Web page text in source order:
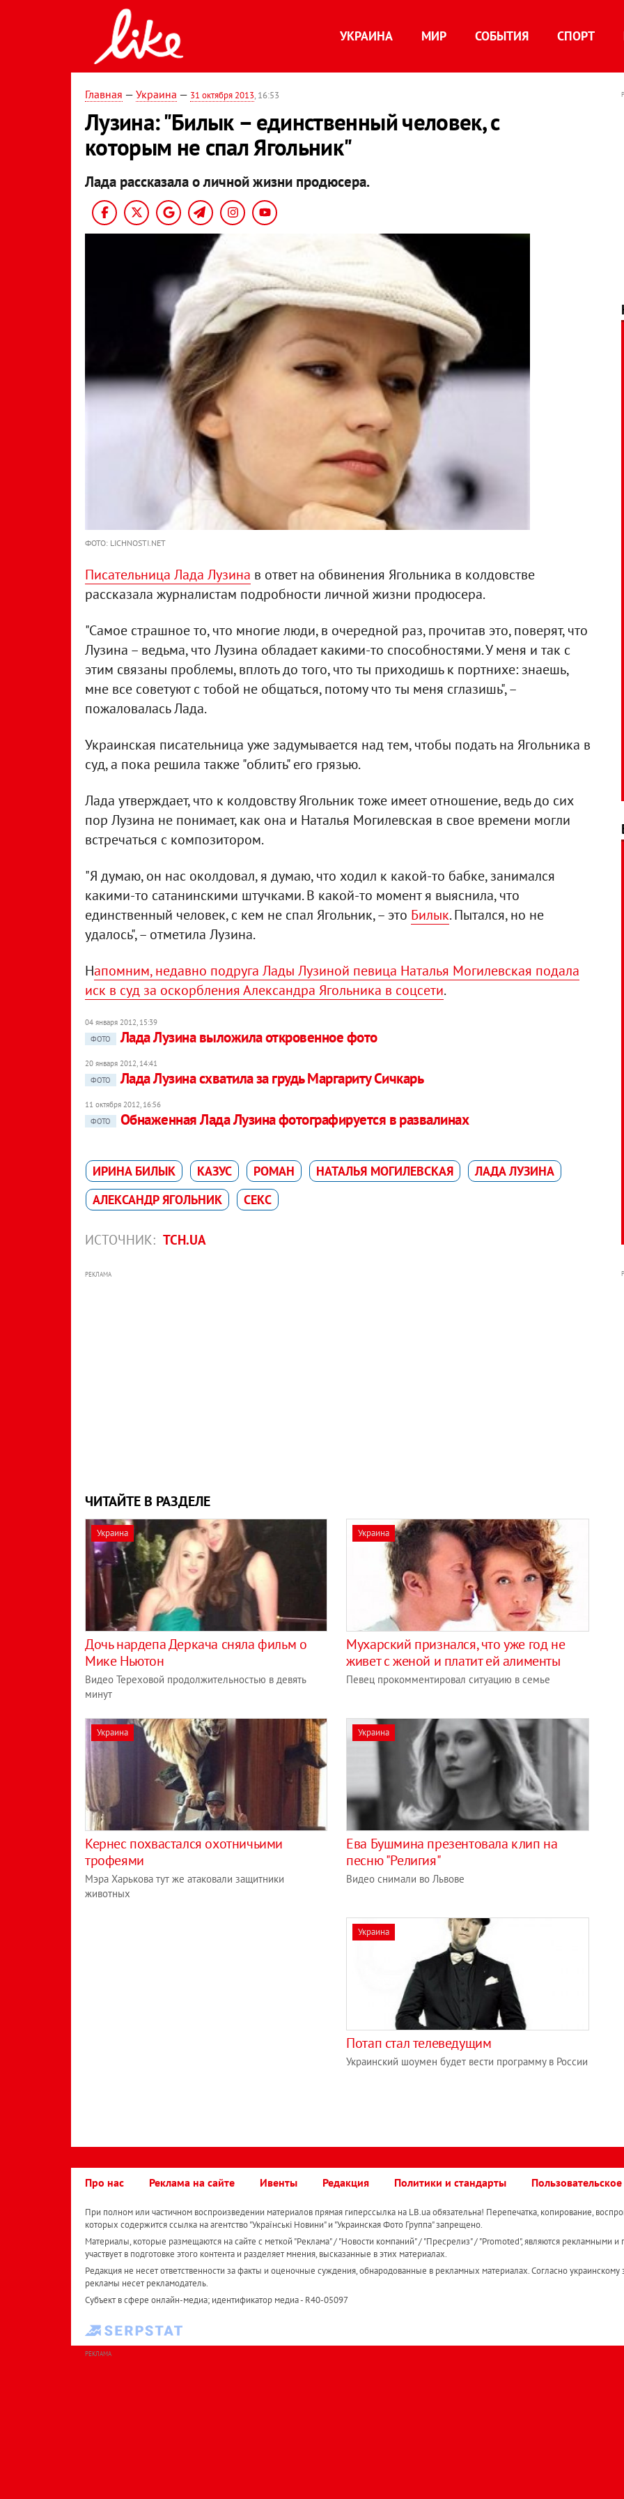
УКРАИНА МИР СОБЫТИЯ СПОРТ
Главная — Украина — 31 октября 2013, 16:53
Лузина: "Билык – единственный человек, с
которым не спал Ягольник"
Лада рассказала о личной жизни продюсера.
ФОТО: LICHNOSTI.NET
Писательница Лада Лузина в ответ на обвинения Ягольника в колдовстве
рассказала журналистам подробности личной жизни продюсера.
"Самое страшное то, что многие люди, в очередной раз, прочитав это, поверят, что
Лузина – ведьма, что Лузина обладает какими-то способностями. У меня и так с
этим связаны проблемы, вплоть до того, что ты приходишь к портнихе: знаешь,
мне все советуют с тобой не общаться, потому что ты меня сглазишь", –
пожаловалась Лада.
Украинская писательница уже задумывается над тем, чтобы подать на Ягольника в
суд, а пока решила также "облить" его грязью.
Лада утверждает, что к колдовству Ягольник тоже имеет отношение, ведь до сих
пор Лузина не понимает, как она и Наталья Могилевская в свое времени могли
встречаться с композитором.
"Я думаю, он нас околдовал, я думаю, что ходил к какой-то бабке, занимался
какими-то сатанинскими штучками. В какой-то момент я выяснила, что
единственный человек, с кем не спал Ягольник, – это Билык. Пытался, но не
удалось", – отметила Лузина.
Напомним, недавно подруга Лады Лузиной певица Наталья Могилевская подала
иск в суд за оскорбления Александра Ягольника в соцсети.
04 января 2012, 15:39
ФОТО
Лада Лузина выложила откровенное фото
20 января 2012, 14:41
ФОТО
Лада Лузина схватила за грудь Маргариту Сичкарь
11 октября 2012, 16:56
ФОТО
Обнаженная Лада Лузина фотографируется в развалинах
ИРИНА БИЛЫК КАЗУС РОМАН НАТАЛЬЯ МОГИЛЕВСКАЯ
ЛАДА ЛУЗИНА
АЛЕКСАНДР ЯГОЛЬНИК
СЕКС
ИСТОЧНИК: ТСН.UA
РЕКЛАМА
ЧИТАЙТЕ В РАЗДЕЛЕ
Украина
Дочь нардепа Деркача сняла фильм о
Мике Ньютон
Видео Тереховой продолжительностью в девять
минут
Украина
Мухарский признался, что уже год не
живет с женой и платит ей алименты
Певец прокомментировал ситуацию в семье
Украина
Кернес похвастался охотничьими
трофеями
Мэра Харькова тут же атаковали защитники
животных
Украина
Ева Бушмина презентовала клип на
песню "Религия"
Видео снимали во Львове
Украина
Потап стал телеведущим
Украинский шоумен будет вести программу в России
Про нас Реклама на сайте Ивенты Редакция Политики и стандарты
При полном или частичном воспроизведении материалов прямая гиперссылка на LB.ua обязательна! Перепечатка, копирование,
которых содержится ссылка на агентство "Українськi Новини" и "Украинская Фото Группа" запрещено.
Материалы, которые размещаются на сайте с меткой "Реклама" / "Новости компаний" / "Пресрелиз" / "Promoted", являются рекламными и
участвует в подготовке этого контента и разделяет мнения, высказанные в этих материалах.
Редакция не несет ответственности за факты и оценочные суждения, обнародованные в рекламных материалах. Согласно украинскому
рекламы несет рекламодатель.
Субъект в сфере онлайн-медиа; идентификатор медиа - R40-05097
РЕКЛАМА